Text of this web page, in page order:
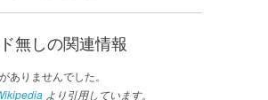
無しの関連情報
ありませんでした。
より引用しています。